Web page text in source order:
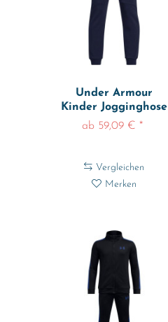
Under Armour
Kinder Jogginghose
Ua B...
ab 59,09 € *
Vergleichen
Merken